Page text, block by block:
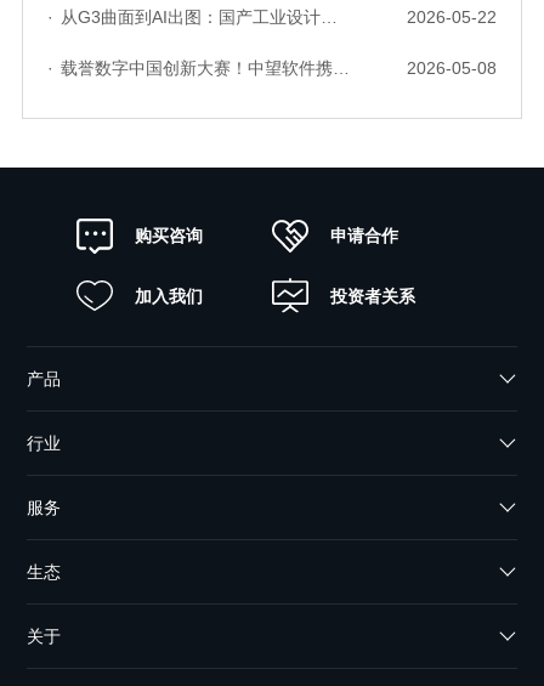
· 从G3曲面到AI出图：国产工业设计软件的硬实力到底怎么样了？ 2026-05-22
· 载誉数字中国创新大赛！中望软件携手三家伙伴，斩获信创赛道多项大奖 2026-05-08
购买咨询 申请合作
加入我们 投资者关系
产品
行业
服务
生态
关于